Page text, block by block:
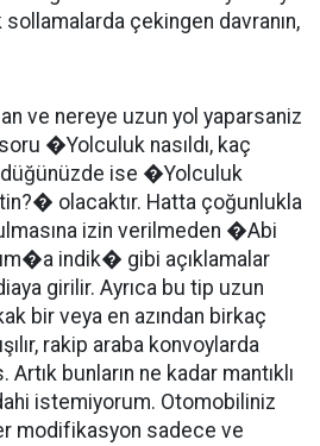
çekingen davranın,
ve nereye uzun yol yaparsaniz
�Yolculuk nasıldı, kaç
ise �Yolculuk
olacaktır. Hatta çoğunlukla
izin verilmeden �Abi
indik� gibi açıklamalar
girilir. Ayrıca bu tip uzun
bir veya en azından birkaç
rakip araba konvoylarda
Artık bunların ne kadar mantıklı
istemiyorum. Otomobiliniz
modifikasyon sadece ve